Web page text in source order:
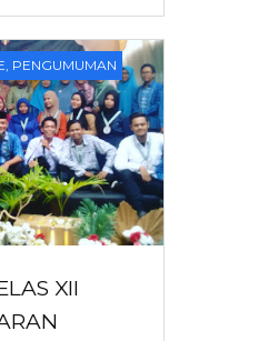
, PENGUMUMAN
XII